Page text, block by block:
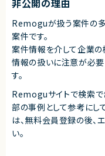
契約元
株式会社LASSIC
エージェントから
◎ AIとデータ分析を融合し
◎ 経営判断に直結するプロジ
ます！
◎ 要件定義から運用まで一
身につきます！
◎ 少人数チームで裁量大きく
Remoguが扱う案件の多
案件です。
案件情報を介して企業の
情報の扱いに注意が必
す。
Remoguサイトで検索で
部の事例として参考にし
は、無料会員登録の後、
い。